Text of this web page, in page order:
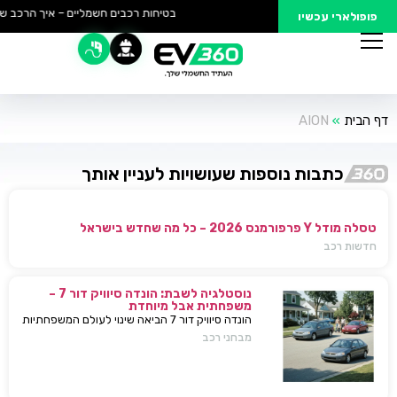
פופולארי עכשיו בטיחות רכבים חשמליים – איך הרכב
דף הבית »
AION
כתבות נוספות שעושויות לעניין אותך
טסלה מודל Y פרפורמנס 2026 – כל מה שחדש בישראל
חדשות רכב
נוסטלגיה לשבת: הונדה סיוויק דור 7 –
משפחתית אבל מיוחדת
הונדה סיוויק דור 7 הביאה שינוי לעולם המשפחתיות
בישראל — כל מה שחשוב לדעת, מפרטים ועד
מבחני רכב